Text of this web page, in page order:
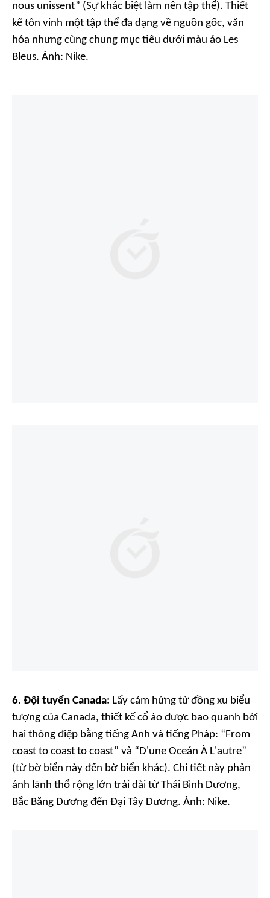
nous unissent” (Sự khác biệt làm nên tập thể). Thiết
kế tôn vinh một tập thể đa dạng về nguồn gốc, văn
hóa nhưng cùng chung mục tiêu dưới màu áo Les
Bleus. Ảnh: Nike.
6. Đội tuyển Canada: Lấy cảm hứng từ đồng xu biểu
tượng của Canada, thiết kế cổ áo được bao quanh bởi
hai thông điệp bằng tiếng Anh và tiếng Pháp: “From
coast to coast to coast” và “D'une Oceán À L'autre”
(từ bờ biển này đến bờ biển khác). Chi tiết này phản
ánh lãnh thổ rộng lớn trải dài từ Thái Bình Dương,
Bắc Băng Dương đến Đại Tây Dương. Ảnh: Nike.